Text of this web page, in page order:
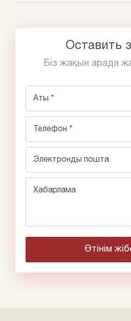
Оставить
Біз жақын арада
Аты *
Телефон *
Электронды пошта
Хабарлама